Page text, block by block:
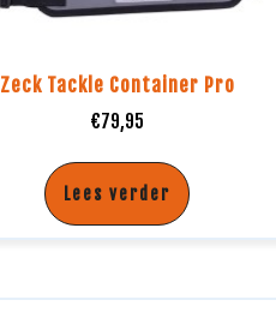
Zeck Tackle Container Pro
€79,95
Lees verder